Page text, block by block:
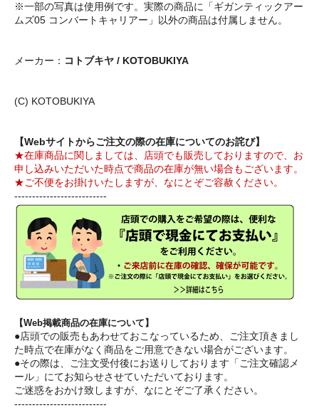
※一部の写真は使用例です。実際の商品に「ギガンティックアー
ムズ05 コンバートキャリアー」以外の商品は付属しません。
メーカー： コトブキヤ / KOTOBUKIYA
(C) KOTOBUKIYA
【Webサイトからご注文の際の在庫についてのお詫び】
★在庫商品に関しましては、店頭でも販売しておりますので、お
申し込みいただいた時点で商品の在庫が無い場合もございます。
★ご不便をお掛けいたしますが、なにとぞご容赦ください。
--------------------------
【Web掲載商品の在庫について】
●店頭での販売もあわせておこなっているため、ご注文頂きまし
た時点で在庫がなく商品をご用意できない場合がございます。
●その際は、ご注文受付後にお送りしております「ご注文確認メ
ール」にてお知らせさせていただいております。
ご迷惑をおかけ致しますが、なにとぞご了承ください。
--------------------------